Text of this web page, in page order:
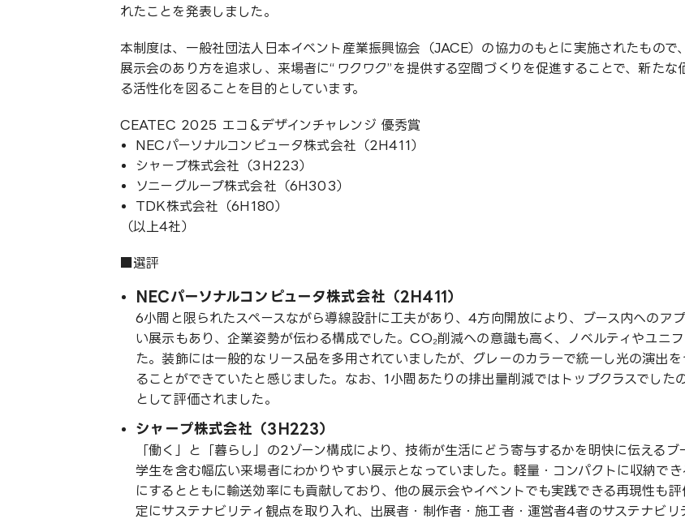
れたことを発表しました。
本制度は、一般社団法人日本イベント産業振興協会（JACE）の協力のもとに実施されたもの
展示会のあり方を追求し、来場者に“ワクワク”を提供する空間づくりを促進することで、新た
る活性化を図ることを目的としています。
CEATEC 2025 エコ＆デザインチャレンジ 優秀賞
NECパーソナルコンピュータ株式会社（2H411）
シャープ株式会社（3H223）
ソニーグループ株式会社（6H303）
TDK株式会社（6H180）
（以上4社）
■選評
NECパーソナルコンピュータ株式会社（2H411）
6小間と限られたスペースながら導線設計に工夫があり、4方向開放により、ブース内へのア
い展示もあり、企業姿勢が伝わる構成でした。CO₂削減への意識も高く、ノベルティやユニ
た。装飾には一般的なリース品を多用されていましたが、グレーのカラーで統一し光の演出
ることができていたと感じました。なお、1小間あたりの排出量削減ではトップクラスでした
として評価されました。
シャープ株式会社（3H223）
「働く」と「暮らし」の2ゾーン構成により、技術が生活にどう寄与するかを明快に伝えるブ
学生を含む幅広い来場者にわかりやすい展示となっていました。軽量・コンパクトに収納で
にするとともに輸送効率にも貢献しており、他の展示会やイベントでも実践できる再現性も
定にサステナビリティ観点を取り入れ、出展者・制作者・施工者・運営者4者のサステナビ